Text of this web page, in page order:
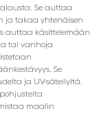
Se auttaa
ja takaa yhtenäisen
auttaa käsittelemään
tai vanhoja
Se
ja UV-säteilyltä.
maalin